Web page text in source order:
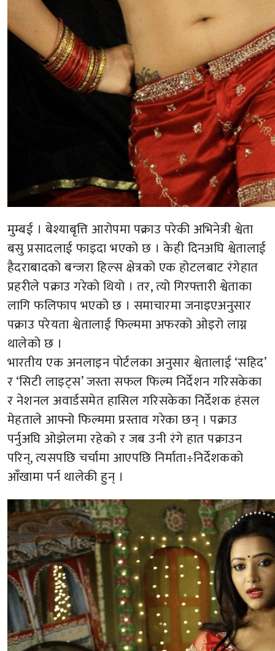
मुम्बई । बेश्याबृत्ति आरोपमा पक्राउ परेकी अभिनेत्री श्वेता
बसु प्रसादलाई फाइदा भएको छ । केही दिनअघि श्वेतालाई
हैदराबादको बन्जरा हिल्स क्षेत्रको एक होटलबाट रंगेहात
प्रहरीले पक्राउ गरेको थियो । तर, त्यो गिरफ्तारी श्वेताका
लागि फलिफाप भएको छ । समाचारमा जनाइएअनुसार
पक्राउ परेयता श्वेतालाई फिल्ममा अफरको ओइरो लाग्न
थालेको छ ।
भारतीय एक अनलाइन पोर्टलका अनुसार श्वेतालाई ‘सहिद’
र ‘सिटी लाइट्स’ जस्ता सफल फिल्म निर्देशन गरिसकेका
र नेशनल अवार्डसमेत हासिल गरिसकेका निर्देशक हंसल
मेहताले आफ्नो फिल्ममा प्रस्ताव गरेका छन् । पक्राउ
पर्नुअघि ओझेलमा रहेको र जब उनी रंगे हात पक्राउन
परिन्, त्यसपछि चर्चामा आएपछि निर्माता÷निर्देशकको
आँखामा पर्न थालेकी हुन् ।